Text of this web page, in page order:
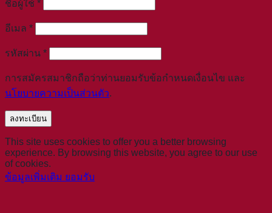
ชื่อผู้ใช้ *ต้องการ
อีเมล *ต้องการ
รหัสผ่าน *ต้องการ
การสมัครสมาชิกถือว่าท่านยอมรับข้อกำหนดเงื่อนไข และ
นโยบายความเป็นส่วนตัว.
ลงทะเบียน
This site uses cookies to offer you a better browsing
experience. By browsing this website, you agree to our use
of cookies.
ข้อมูลเพิ่มเติม ยอมรับ